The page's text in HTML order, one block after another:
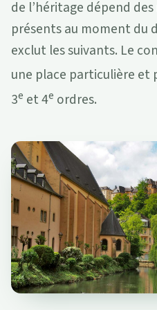
de l’héritage dépend
présents au moment du
exclut les suivants. Le
une place particulière et
3e et 4e ordres.